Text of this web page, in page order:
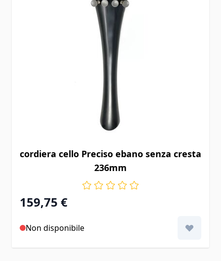
cordiera cello Preciso ebano senza cresta
236mm
159,75 €
Non disponibile